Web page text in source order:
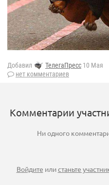
Добавил ТелегаПресс 10 Мая
нет комментариев
Комментарии
Ни одного
Войдите илистаньте